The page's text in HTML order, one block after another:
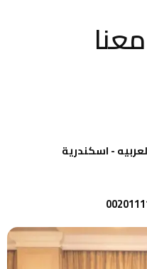
- اسكندرية